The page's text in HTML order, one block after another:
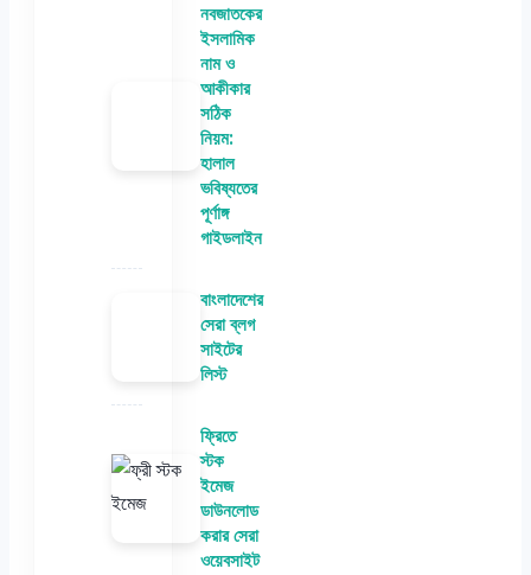
নবজাতকের
ইসলামিক
নাম ও
আকীকার
সঠিক
নিয়ম:
হালাল
ভবিষ্যতের
পূর্ণাঙ্গ
গাইডলাইন
বাংলাদেশের
সেরা ব্লগ
সাইটের
লিস্ট
ফ্রিতে
স্টক
ইমেজ
ডাউনলোড
করার সেরা
ওয়েবসাইট